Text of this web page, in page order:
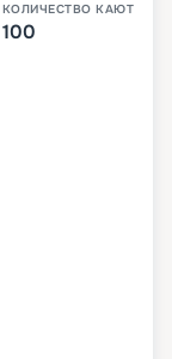
КОЛИЧЕСТВО КАЮТ
100